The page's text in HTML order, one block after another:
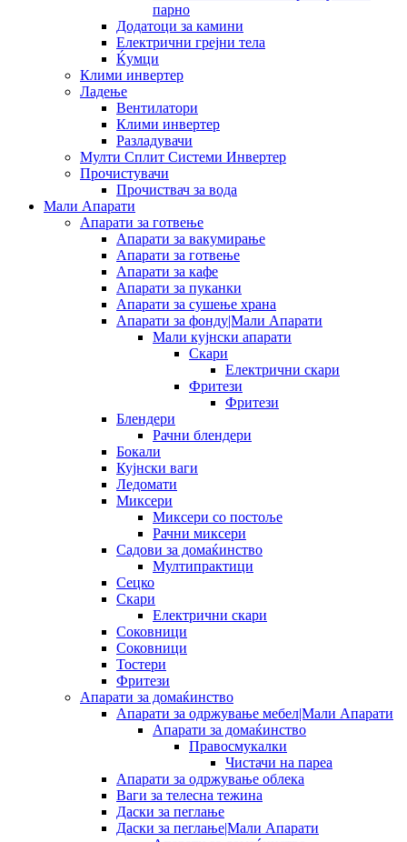
парно
Додатоци за камини
Електрични грејни тела
Ќумци
Клими инвертер
Ладење
Вентилатори
Клими инвертер
Разладувачи
Мулти Сплит Системи Инвертер
Прочистувачи
Прочиствач за вода
Мали Апарати
Апарати за готвење
Апарати за вакумирање
Апарати за готвење
Апарати за кафе
Апарати за пуканки
Апарати за сушење храна
Апарати за фонду|Мали Апарати
Мали кујнски апарати
Скари
Електрични скари
Фритези
Фритези
Блендери
Рачни блендери
Бокали
Кујнски ваги
Ледомати
Миксери
Миксери со постоље
Рачни миксери
Садови за домаќинство
Мултипрактици
Сецко
Скари
Електрични скари
Соковници
Соковници
Тостери
Фритези
Апарати за домаќинство
Апарати за одржување мебел|Мали Апарати
Апарати за домаќинство
Правосмукалки
Чистачи на пареа
Апарати за одржување облека
Ваги за телесна тежина
Даски за пеглање
Даски за пеглање|Мали Апарати